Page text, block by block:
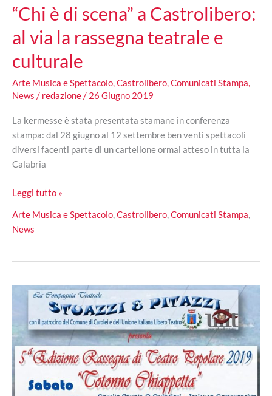
“Chi è di scena” a Castrolibero:
al via la rassegna teatrale e
culturale
Arte Musica e Spettacolo,Castrolibero,Comunicati Stampa,
News / redazione/ 26 Giugno 2019
La kermesse è stata presentata stamane in conferenza
stampa: dal 28 giugno al 12 settembre ben venti spettacoli
diversi facenti parte di un cartellone ormai atteso in tutta la
Calabria
“Chi
di
scena”
Castrolibero:
rassegna
teatrale
e
culturale
Leggi tutto »
Arte Musica e Spettacolo Castrolibero Comunicati Stampa
News